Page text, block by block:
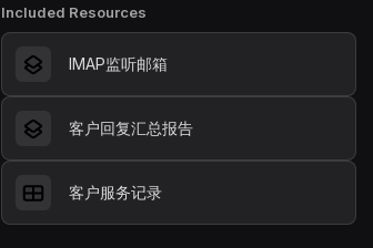
Included Resources
IMAP监听邮箱
客户回复汇总报告
客户服务记录